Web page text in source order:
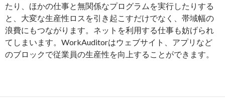
たり、ほかの仕事と無関係なプログラムを実行したりする
と、大変な生産性ロスを引き起こすだけでなく、帯域幅の
浪費にもつながります。ネットを利用する仕事も妨げられ
てしまいます。WorkAuditorはウェブサイト、アプリなど
のブロックで従業員の生産性を向上することができます。